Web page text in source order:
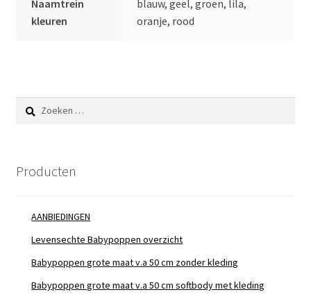
Naamtrein
kleuren
blauw, geel, groen, lila,
oranje, rood
Zoeken
naar:
Producten
AANBIEDINGEN
Levensechte Babypoppen overzicht
Babypoppen grote maat v.a 50 cm zonder kleding
Babypoppen grote maat v.a 50 cm softbody met kleding